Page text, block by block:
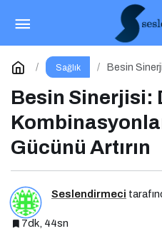
Sağlık
Besin
Besin Sinerjisi:
Gücünü Artırın
Seslendirmeci
7dk, 44sn
Yasaklı Diyetler ve
Yorum Yap